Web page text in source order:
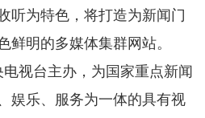
听为特色，将打造为新闻门
鲜明的多媒体集群网站。
电视台主办，为国家重点新闻
娱乐、服务为一体的具有视